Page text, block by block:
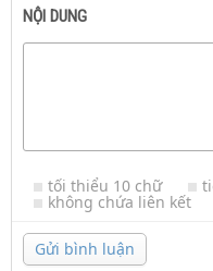
NỘI DUNG
tối thiểu 10 chữ
không chứa liên kết
Gửi bình luận